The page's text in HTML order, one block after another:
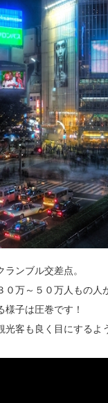
ンブル交差点。
万～５０万人もの人
子は圧巻です！
客も良く目にするよ